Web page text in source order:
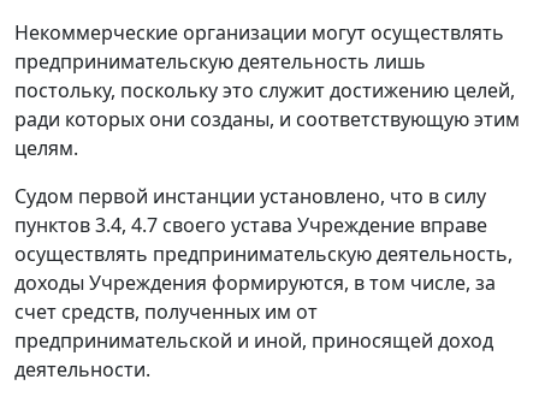
Некоммерческие организации могут осуществлять
предпринимательскую деятельность лишь
постольку, поскольку это служит достижению целей,
ради которых они созданы, и соответствующую этим
целям.
Судом первой инстанции установлено, что в силу
пунктов 3.4, 4.7 своего устава Учреждение вправе
осуществлять предпринимательскую деятельность,
доходы Учреждения формируются, в том числе, за
счет средств, полученных им от
предпринимательской и иной, приносящей доход
деятельности.